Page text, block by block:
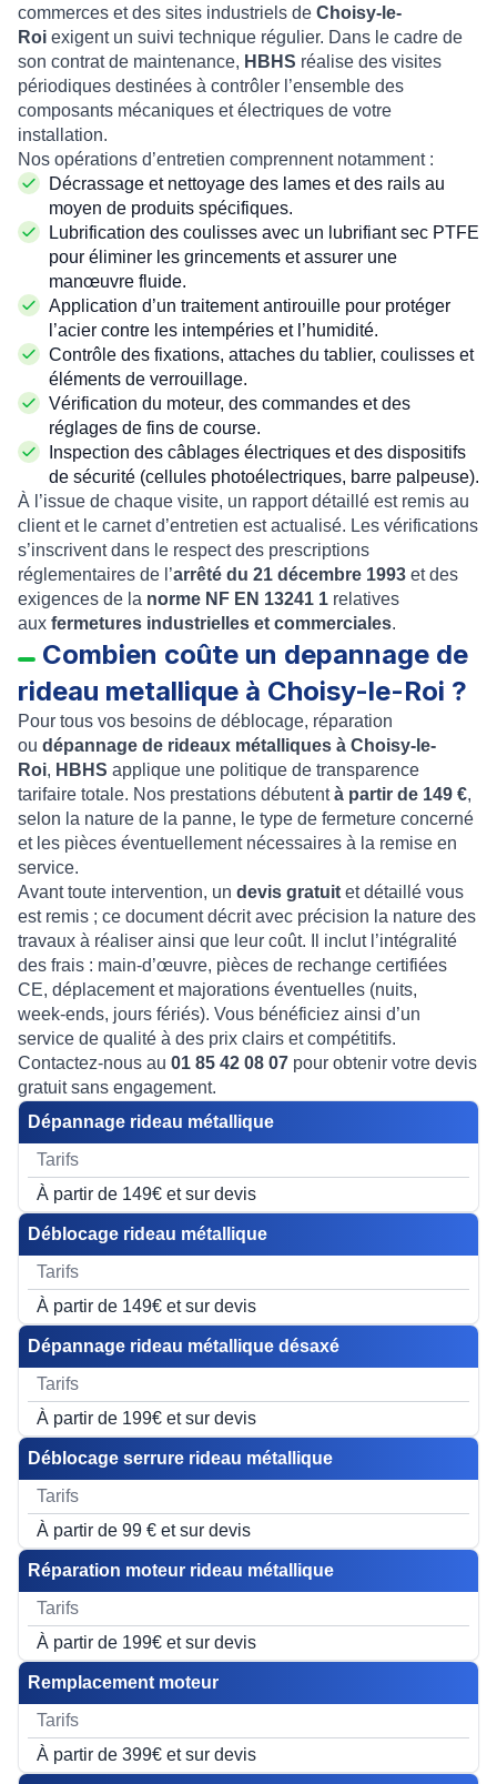
commerces et des sites industriels de Choisy-le-
Roi exigent un suivi technique régulier. Dans le cadre de
son contrat de maintenance, HBHS réalise des visites
périodiques destinées à contrôler l’ensemble des
composants mécaniques et électriques de votre
installation.
Nos opérations d’entretien comprennent notamment :
Décrassage et nettoyage des lames et des rails au
moyen de produits spécifiques.
Lubrification des coulisses avec un lubrifiant sec PTFE
pour éliminer les grincements et assurer une
manœuvre fluide.
Application d’un traitement antirouille pour protéger
l’acier contre les intempéries et l’humidité.
Contrôle des fixations, attaches du tablier, coulisses et
éléments de verrouillage.
Vérification du moteur, des commandes et des
réglages de fins de course.
Inspection des câblages électriques et des dispositifs
de sécurité (cellules photoélectriques, barre palpeuse).
À l’issue de chaque visite, un rapport détaillé est remis au
client et le carnet d’entretien est actualisé. Les vérifications
s’inscrivent dans le respect des prescriptions
réglementaires de l’arrêté du 21 décembre 1993 et des
exigences de la
relatives
aux fermetures industrielles et commerciales.
Combien coûte un depannage de
rideau metallique à Choisy-le-Roi ?
Pour tous vos besoins de déblocage, réparation
ou dépannage de rideaux métalliques à Choisy-le-
Roi, HBHS applique une politique de transparence
tarifaire totale. Nos prestations débutentà partir de 149 €,
selon la nature de la panne, le type de fermeture concerné
et les pièces éventuellement nécessaires à la remise en
service.
Avant toute intervention, un devis gratuit et détaillé vous
est remis ; ce document décrit avec précision la nature des
travaux à réaliser ainsi que leur coût. Il inclut l’intégralité
des frais : main‑d’œuvre, pièces de rechange certifiées
CE, déplacement et majorations éventuelles (nuits,
week‑ends, jours fériés). Vous bénéficiez ainsi d’un
service de qualité à des prix clairs et compétitifs.
Contactez‑nous au 01 85 42 08 07 pour obtenir votre devis
gratuit sans engagement.
Dépannage rideau métallique
À partir de 149€ et sur devis
Déblocage rideau métallique
À partir de 149€ et sur devis
Dépannage rideau métallique désaxé
À partir de 199€ et sur devis
Déblocage serrure rideau métallique
À partir de 99 € et sur devis
Réparation moteur rideau métallique
À partir de 199€ et sur devis
Remplacement moteur
À partir de 399€ et sur devis